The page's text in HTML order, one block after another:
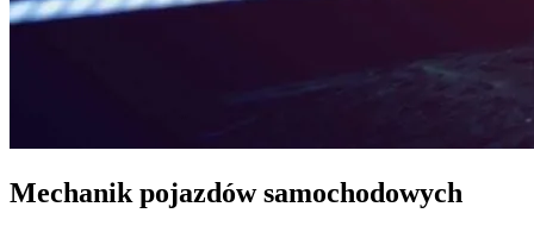
Mechanik pojazdów samochodowych